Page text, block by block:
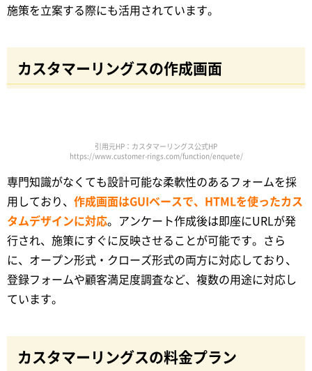
施策を立案する際にも活用されています。
カスタマーリングスの作成画面
引用元HP：カスタマーリングス公式HP
https://www.customer-rings.com/function/enquete/
専門知識がなくても設計可能な柔軟性のあるフォームを採
用しており、 作成画面はGUIベースで、HTMLを使ったカス
タムデザインに対応。アンケート作成後は即座にURLが発
行され、施策にすぐに反映させることが可能です。さら
に、オープン形式・クローズ形式の両方に対応しており、
登録フォームや顧客満足度調査など、複数の用途に対応し
ています。
カスタマーリングスの料金プラン